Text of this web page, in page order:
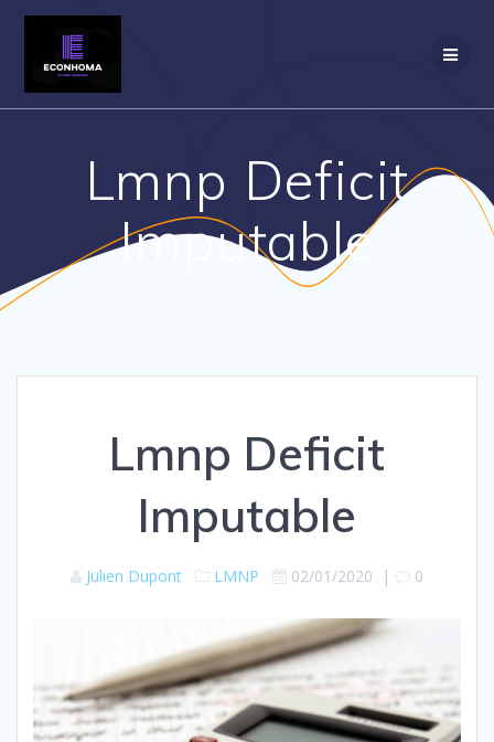
Lmnp Deficit
Imputable
Lmnp Deficit
Imputable
Julien Dupont LMNP 02/01/2020 | 0